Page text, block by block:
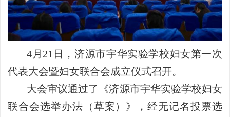
4月21 日，济源市宇华实验学校妇女第一次
代表大会暨妇女联合会成立仪式召开。
大会审议通过了《济源市宇华实验学校妇女
联合会选举办法（草案）》，经无记名投票选